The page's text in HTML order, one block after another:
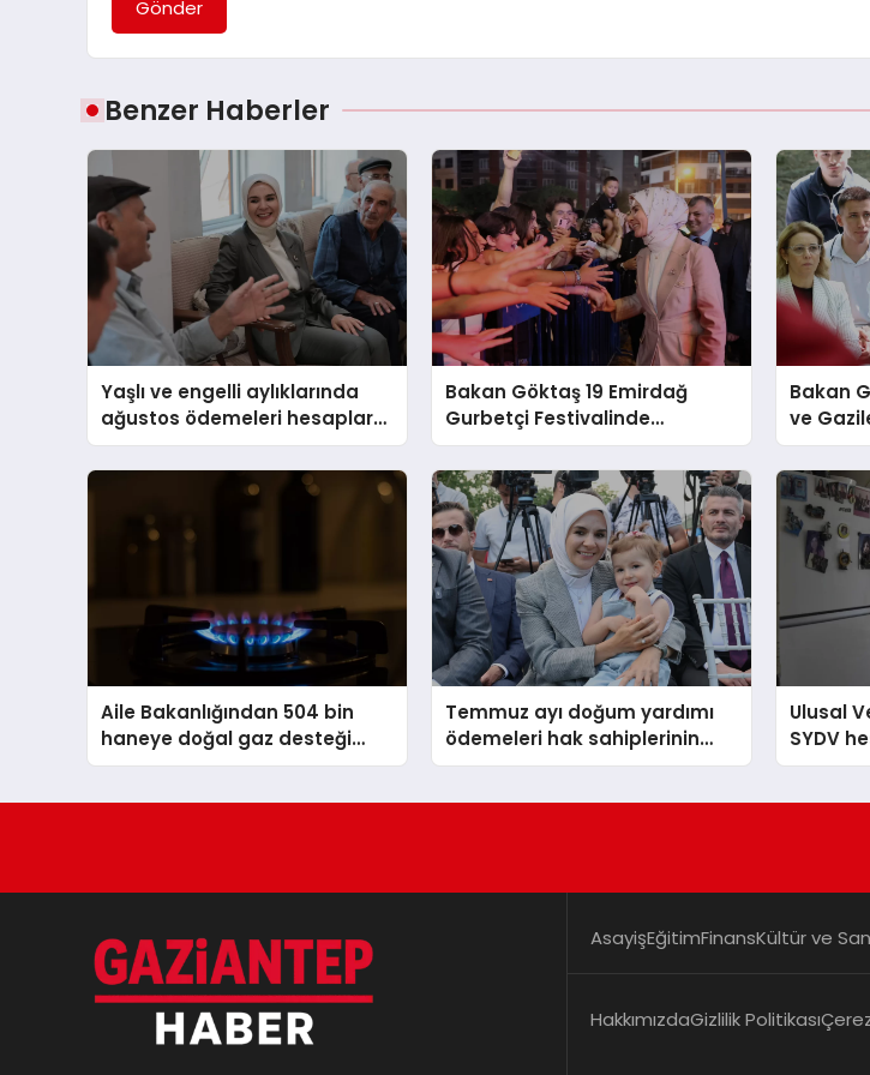
Gönder
Benzer Haberler
Yaşlı ve engelli aylıklarında
ağustos ödemeleri hesaplara
yattı
Bakan Göktaş 19 Emirdağ
Gurbetçi Festivalinde
Gurbetçilerle Buluştu
Bakan
ve
Teklifini
Aile Bakanlığından 504 bin
haneye doğal gaz desteği
ödemesi
Temmuz ayı doğum yardımı
ödemeleri hak sahiplerinin
hesaplarına yattı
Ulusal
SYDV
lira
AsayişEğitimFinansKültür ve
HakkımızdaGizlilik Politikası